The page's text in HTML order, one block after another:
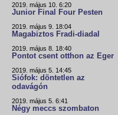
2019. május 10. 6:20
Junior Final Four Pesten
2019. május 9. 18:04
Magabiztos Fradi-diadal
2019. május 8. 18:40
Pontot csent otthon az Eger
2019. május 5. 14:45
Siófok: döntetlen az
odavágón
2019. május 5. 6:41
Négy meccs szombaton